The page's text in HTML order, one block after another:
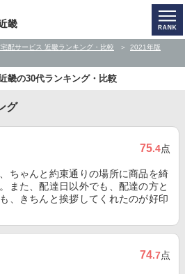
畿
配サービス 近畿ランキング・比較
2021年版
畿の30代ランキング・比較
グ
75.4点
ちゃんと約束通りの場所に商品を綺
また、配達日以外でも、配達の方と
、きちんと挨拶してくれたのが好印
74.7点